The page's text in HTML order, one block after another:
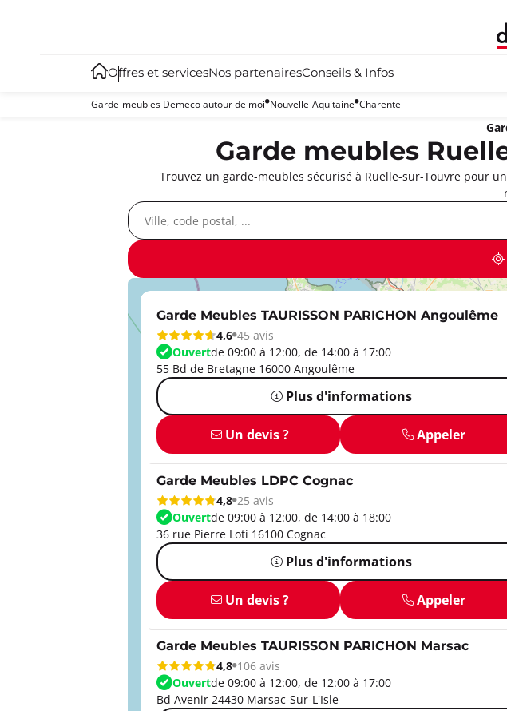
Offres et servicesNos partenairesConseils & Infos
Garde-meubles Demeco autour de moi Nouvelle-Aquitaine Charente
Garde meubles
Trouvez un garde-meubles sécurisé à Ruelle-sur-Touvre pour
Garde Meubles TAURISSON PARICHON Angoulême
4,6 45 avis
Ouvertde 09:00 à 12:00, de 14:00 à 17:00
55 Bd de Bretagne 16000 Angoulême
Plus d'informations
Un devis ? Appeler
Garde Meubles LDPC Cognac
4,8 25 avis
Ouvertde 09:00 à 12:00, de 14:00 à 18:00
36 rue Pierre Loti 16100 Cognac
Plus d'informations
Un devis ? Appeler
Garde Meubles TAURISSON PARICHON Marsac
4,8 106 avis
Ouvertde 09:00 à 12:00, de 12:00 à 17:00
Bd Avenir 24430 Marsac-Sur-L'Isle